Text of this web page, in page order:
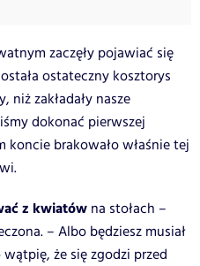
zaczęły pojawiać się
ostateczny kosztorys
niż zakładały nasze
dokonać pierwszej
koncie brakowało właśnie tej
z kwiatów na stołach –
– Albo będziesz musiał
że się zgodzi przed